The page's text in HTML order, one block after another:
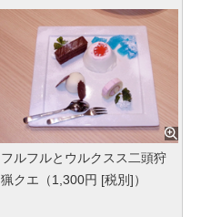
フルフルとウルクスス二頭狩
猟クエ（1,300円 [税別]）